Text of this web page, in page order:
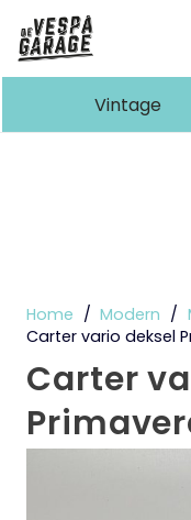
de resultaten
Vintage
Home / Modern /
Carter vario deksel
Carter